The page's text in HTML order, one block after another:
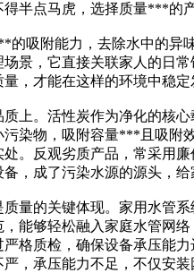
半点马虎，选择质量***的
吸附能力，去除水中的
景，它直接关联家人的日
，才能在这样的环境中稳
上。活性炭作为净化的核
染物，吸附容量***且吸
。反观劣质产品，常采用
，成了污染水源的源头，给
量的关键体现。家用水
能够轻松融入家庭水管
格质检，确保设备承压能
，承压能力不足，不仅安